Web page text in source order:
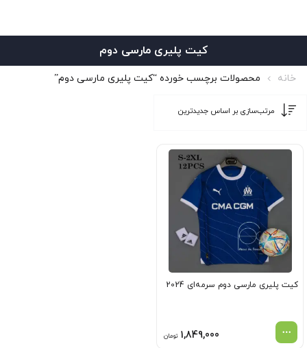
کیت پلیری مارسی دوم
خانه محصولات برچسب خورده “کیت پلیری مارسی دوم”
کیت پلیری مارسی دوم سرمه‌ای 2024
1,849,000 تومان